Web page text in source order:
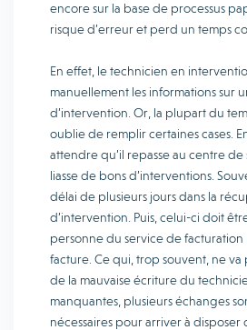
encore sur la base de processus
risque d’erreur et perd un temps
En effet, le technicien en
manuellement les informations sur
d’intervention. Or, la plupart du
oublie de remplir certaines cases.
attendre qu’il repasse au centre de
liasse de bons d’interventions.
délai de plusieurs jours dans la
d’intervention. Puis, celui-ci doit
personne du service de facturation
facture. Ce qui, trop souvent, ne va
de la mauvaise écriture du
manquantes, plusieurs échanges
nécessaires pour arriver à disposer